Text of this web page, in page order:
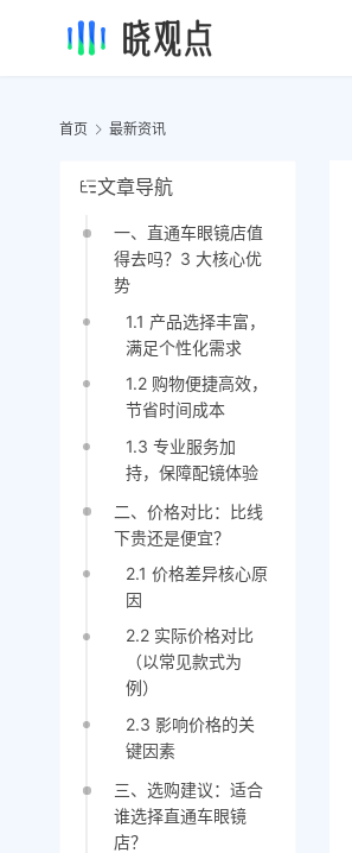
首页 最新资讯
文章导航
一、直通车眼镜店值
得去吗？3 大核心优
势
1.1 产品选择丰富，
满足个性化需求
1.2 购物便捷高效，
节省时间成本
1.3 专业服务加
持，保障配镜体验
二、价格对比：比线
下贵还是便宜？
2.1 价格差异核心原
因
2.2 实际价格对比
（以常见款式为
例）
2.3 影响价格的关
键因素
三、选购建议：适合
谁选择直通车眼镜
店？